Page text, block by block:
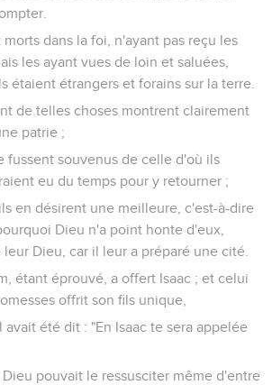
dans la foi, n'ayant pas reçu les
les ayant vues de loin et saluées,
étaient étrangers et forains sur la terre.
de telles choses montrent clairement
patrie ;
fussent souvenus de celle d'où ils
eu du temps pour y retourner ;
en désirent une meilleure, c'est-à-dire
Dieu n'a point honte d'eux,
Dieu, car il leur a préparé une cité.
étant éprouvé, a offert Isaac ; et celui
offrit son fils unique,
avait été dit : "En Isaac te sera appelée
pouvait le ressusciter même d'entre